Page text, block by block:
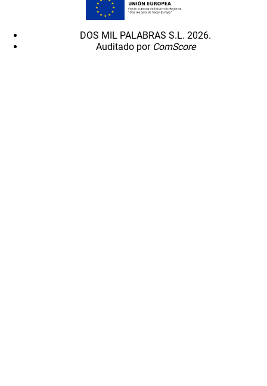
DOS MIL PALABRAS S.L. 2026.
Auditado por ComScore